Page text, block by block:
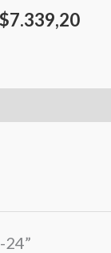
$7.339,20
24”